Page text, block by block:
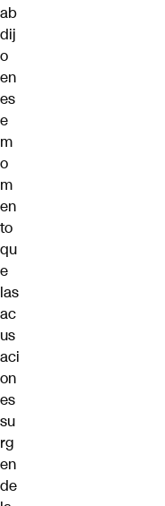
ab
dij
o
en
es
e
m
o
m
en
to
qu
e
las
ac
us
aci
on
es
su
rg
en
de